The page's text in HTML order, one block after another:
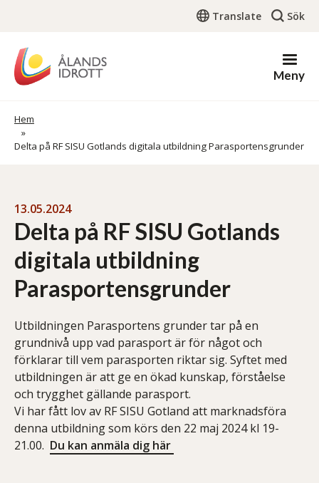
Translate Sök
Meny
Länkstig
Hem
Delta på RF SISU Gotlands digitala utbildning Parasportensgrunder
13.05.2024
Delta på RF SISU Gotlands
digitala utbildning
Parasportensgrunder
Utbildningen Parasportens grunder tar på en
grundnivå upp vad parasport är för något och
förklarar till vem parasporten riktar sig. Syftet med
utbildningen är att ge en ökad kunskap, förståelse
och trygghet gällande parasport.
Vi har fått lov av RF SISU Gotland att marknadsföra
denna utbildning som körs den 22 maj 2024 kl 19-
21.00. Du kan anmäla dig här